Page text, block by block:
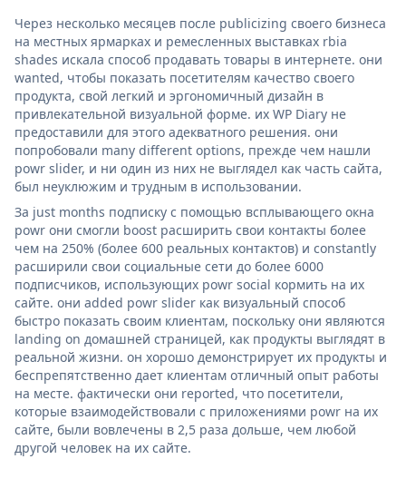
Через несколько месяцев после publicizing своего бизнеса
на местных ярмарках и ремесленных выставках rbia
shades искала способ продавать товары в интернете. они
wanted, чтобы показать посетителям качество своего
продукта, свой легкий и эргономичный дизайн в
привлекательной визуальной форме. их WP Diary не
предоставили для этого адекватного решения. они
попробовали many different options, прежде чем нашли
powr slider, и ни один из них не выглядел как часть сайта,
был неуклюжим и трудным в использовании.
За just months подписку с помощью всплывающего окна
powr они смогли boost расширить свои контакты более
чем на 250% (более 600 реальных контактов) и constantly
расширили свои социальные сети до более 6000
подписчиков, использующих powr social кормить на их
сайте. они added powr slider как визуальный способ
быстро показать своим клиентам, поскольку они являются
landing on домашней страницей, как продукты выглядят в
реальной жизни. он хорошо демонстрирует их продукты и
беспрепятственно дает клиентам отличный опыт работы
на месте. фактически они reported, что посетители,
которые взаимодействовали с приложениями powr на их
сайте, были вовлечены в 2,5 раза дольше, чем любой
другой человек на их сайте.